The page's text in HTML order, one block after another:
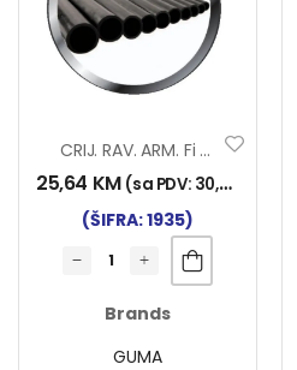
CRIJ. RAV. ARM. Fi 55×1000
25,64 KM (sa PDV: 30,00
(ŠIFRA: 1935)
Brands
GUMA